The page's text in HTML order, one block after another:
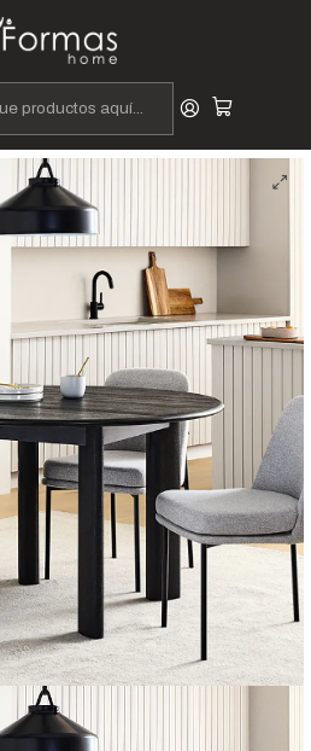
y Fabricantes Peruanos
juegos de comedor
Comedor Calabria 4 sillas